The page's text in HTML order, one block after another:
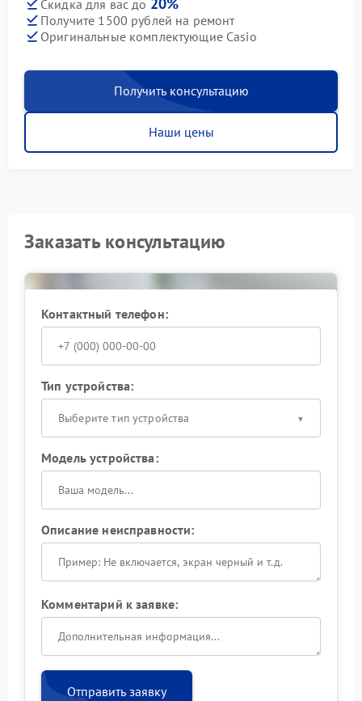
Скидка для вас до 20%
Получите 1500 рублей на ремонт
Оригинальные комплектующие Casio
Получить консультацию
Наши цены
Заказать консультацию
Контактный телефон:
Тип устройства:
Выберите тип устройства
Модель устройства:
Описание неисправности:
Комментарий к заявке:
Отправить заявку